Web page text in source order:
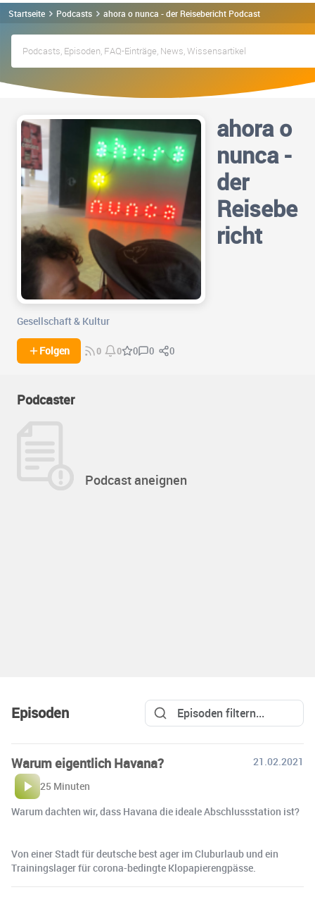
Startseite Podcasts ahora o nunca - der Reisebericht Podcast
ahora o
nunca -
der
Reisebe
richt
Gesellschaft & Kultur
Folgen 0 0 0 0 0
Podcaster
Podcast aneignen
Episoden
Warum eigentlich Havana?
21.02.2021
25 Minuten
Warum dachten wir, dass Havana die ideale Abschlussstation ist?
Von einer Stadt für deutsche best ager im Cluburlaub und ein
Trainingslager für corona-bedingte Klopapierengpässe.